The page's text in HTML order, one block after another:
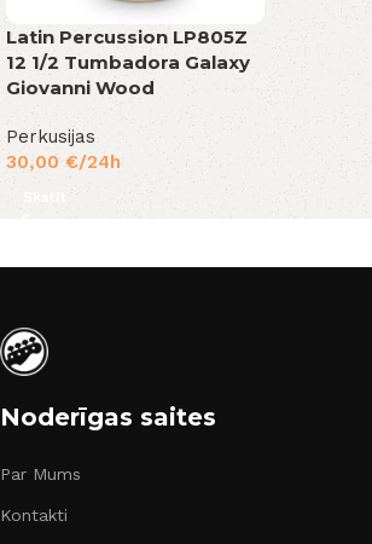
Latin Percussion LP805Z
12 1/2 Tumbadora Galaxy
Giovanni Wood
Perkusijas
30,00 €/24h
Noderīgas saites
Par Mums
Kontakti